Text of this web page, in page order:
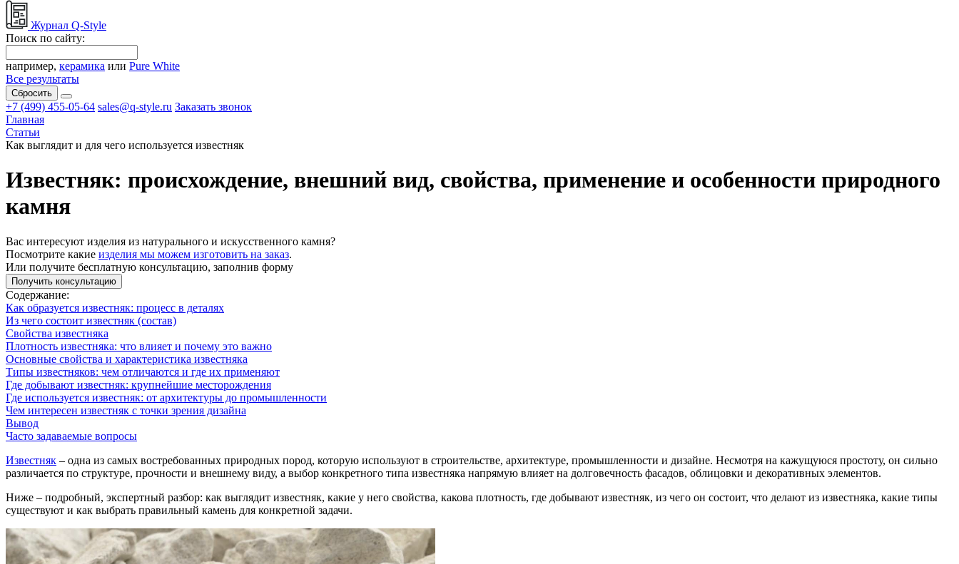
Журнал Q-Style
Поиск по сайту:
например, керамика или Pure White
Все результаты
Сбросить
+7 (499) 455-05-64 sales@q-style.ru Заказать звонок
Главная
Статьи
Как выглядит и для чего используется известняк
Известняк: происхождение, внешний вид, свойства, применение и особенности природного
камня
Вас интересуют изделия из натурального и искусственного камня?
Посмотрите какие изделия мы можем изготовить на заказ.
Или получите бесплатную консультацию, заполнив форму
Получить консультацию
Содержание:
Как образуется известняк: процесс в деталях
Из чего состоит известняк (состав)
Свойства известняка
Плотность известняка: что влияет и почему это важно
Основные свойства и характеристика известняка
Типы известняков: чем отличаются и где их применяют
Где добывают известняк: крупнейшие месторождения
Где используется известняк: от архитектуры до промышленности
Чем интересен известняк с точки зрения дизайна
Вывод
Часто задаваемые вопросы
Известняк – одна из самых востребованных природных пород, которую используют в строительстве, архитектуре, промышленности и дизайне. Несмотря на кажущуюся простоту, он сильно
различается по структуре, прочности и внешнему виду, а выбор конкретного типа известняка напрямую влияет на долговечность фасадов, облицовки и декоративных элементов.
Ниже – подробный, экспертный разбор: как выглядит известняк, какие у него свойства, какова плотность, где добывают известняк, из чего он состоит, что делают из известняка, какие типы
существуют и как выбрать правильный камень для конкретной задачи.